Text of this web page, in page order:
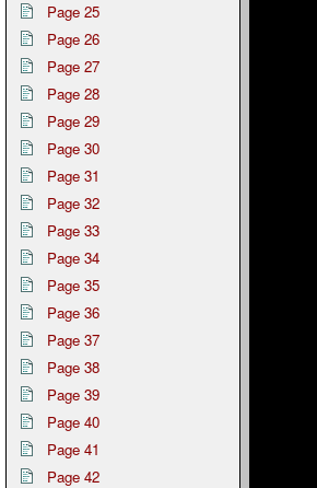
Page 25
Page 26
Page 27
Page 28
Page 29
Page 30
Page 31
Page 32
Page 33
Page 34
Page 35
Page 36
Page 37
Page 38
Page 39
Page 40
Page 41
Page 42